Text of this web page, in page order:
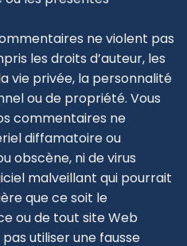
ne violent pas
les droits d’auteur, les
vie privée, la personnalité
ou de propriété. Vous
commentaires ne
diffamatoire ou
obscène, ni de virus
malveillant qui pourrait
que ce soit le
ou de tout site Web
utiliser une fausse